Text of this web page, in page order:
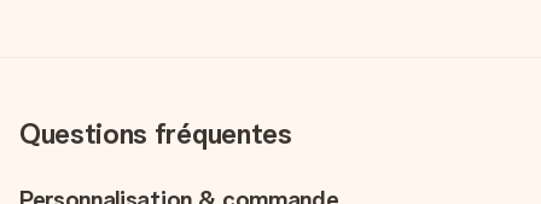
Questions fréquentes